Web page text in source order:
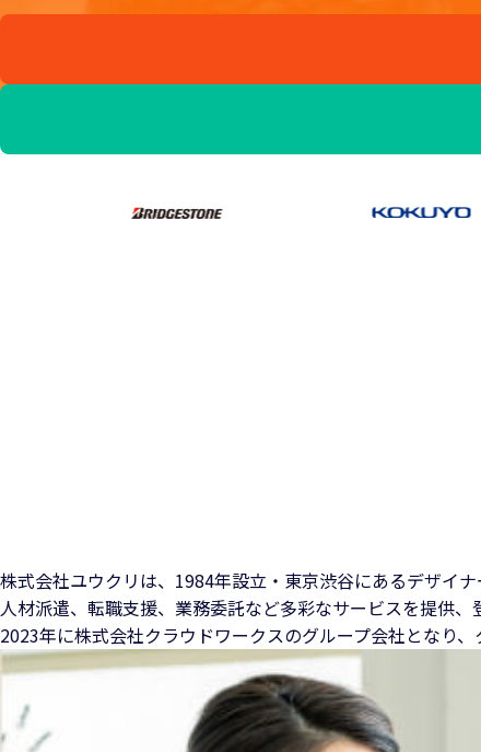
株式会社ユウクリは、1984年設立・東京渋谷にあるデザイナ
人材派遣、転職支援、業務委託など多彩なサービスを提供、
2023年に株式会社クラウドワークスのグループ会社となり、